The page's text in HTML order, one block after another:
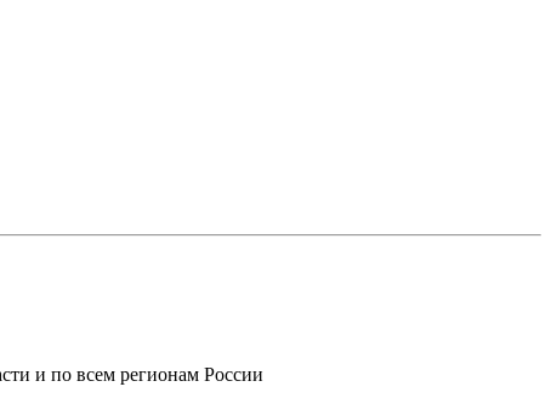
и по всем регионам России